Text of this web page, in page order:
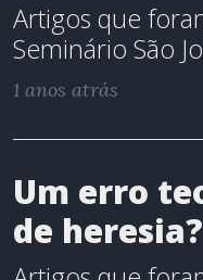
Artigos que
Seminário São
1 anos atrás
Um erro
de heresia?